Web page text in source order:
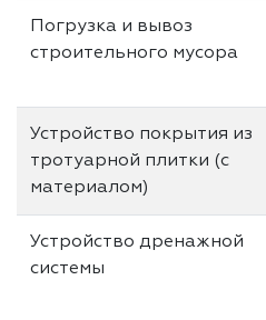
Погрузка и вывоз
строительного мусора
Устройство покрытия из
тротуарной плитки (с
материалом)
Устройство дренажной
системы